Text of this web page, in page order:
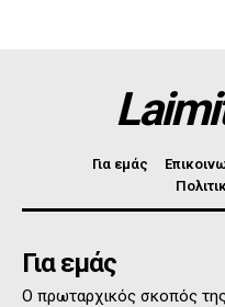
Για εμάς
Για εμάς
Ο πρωταρχικός σκοπός